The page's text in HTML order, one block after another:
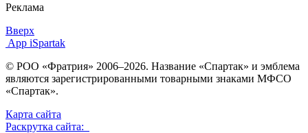
Реклама
Вверх
App iSpartak
© РОО «Фратрия» 2006–2026. Название «Спартак» и эмблема
являются зарегистрированными товарными знаками МФСО
«Спартак».
Карта сайта
Раскрутка сайта: